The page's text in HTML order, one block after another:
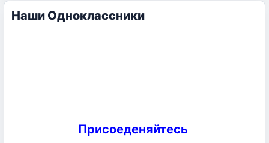
Наши Одноклассники
Присоеденяйтесь